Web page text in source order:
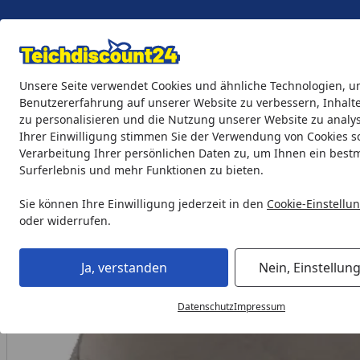
Unsere Seite verwendet Cookies und ähnliche Technologien,
Benutzererfahrung auf unserer Website zu verbessern,
zu personalisieren und die Nutzung unserer Website zu
Ihrer Einwilligung stimmen Sie der Verwendung von Cookies
Verarbeitung Ihrer persönlichen Daten zu, um Ihnen ein
Surferlebnis und mehr Funktionen zu bieten.
Sie können Ihre Einwilligung jederzeit in den Cookie-
oder widerrufen.
Ja, verstanden Nein,
DatenschutzImpressum
Eigene Montage-Teams
Teichprodukte Aquaristik Söll Teichpflege & Fischfutter
Gardenforma Ersatz-Wetterschutzhaube für Gasbrenner,